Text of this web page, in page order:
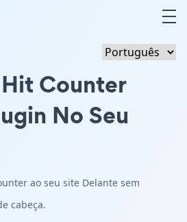
Counter
No Seu
ao seu site Delante sem
cabeça.